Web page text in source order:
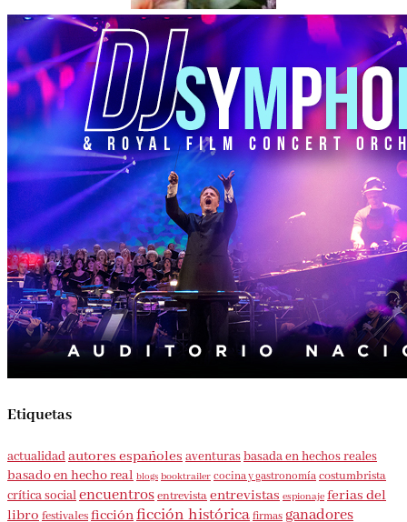
Etiquetas
actualidadautores españoles aventurasbasada en hechos reales
basado en hecho real blogs booktrailer cocina y gastronomíacostumbrista
crítica socialencuentrosentrevistaentrevistas espionaje ferias del
libro festivalesficciónficción histórica firmas ganadores